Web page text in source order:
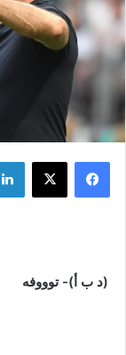
فيسبوك ‫X
(د ب أ)- توووفه